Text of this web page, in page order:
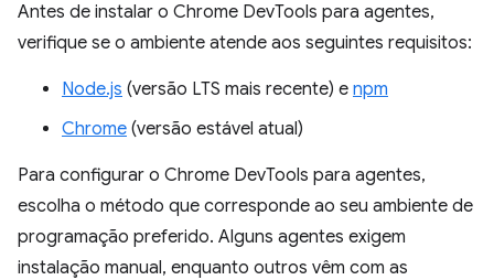
Antes de instalar o Chrome DevTools para agentes,
verifique se o ambiente atende aos seguintes requisitos:
Node.js (versão LTS mais recente) e npm
Chrome (versão estável atual)
Para configurar o Chrome DevTools para agentes,
escolha o método que corresponde ao seu ambiente de
programação preferido. Alguns agentes exigem
instalação manual, enquanto outros vêm com as